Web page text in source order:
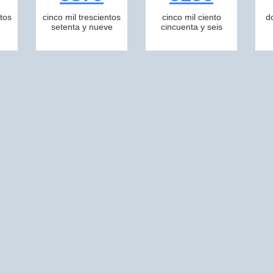
cinco mil trescientos
setenta y nueve
cinco mil ciento
cincuenta y seis